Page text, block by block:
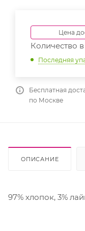
Цена
Количество
Последняя
Бесплатная
по Москве
ОПИСАНИЕ
97% хлопок, 3%